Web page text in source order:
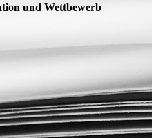
und Wettbewerb